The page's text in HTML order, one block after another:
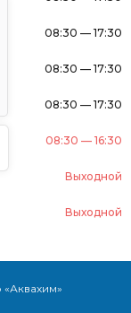
08:30 — 17:30
08:30 — 17:30
08:30 — 17:30
08:30 — 16:30
Выходной
Выходной